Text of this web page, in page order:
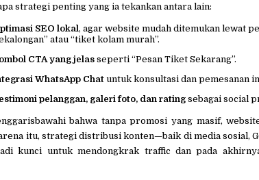
strategi penting yang ia tekankan antara lain:
SEO lokal, agar website mudah ditemukan lewat
atau “tiket kolam murah”.
CTA yang jelasseperti “Pesan Tiket Sekarang”.
WhatsApp Chatuntuk konsultasi dan pemesanan
pelanggan, galeri foto, dan ratingsebagai social
bahwa tanpa promosi yang masif,
itu, strategi distribusi konten—baik di media sosial,
kunci untuk mendongkrak traffic dan pada